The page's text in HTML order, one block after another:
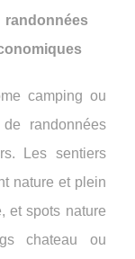
camping ou
randonnées
Les sentiers
nature et plein
et spots nature
chateau ou